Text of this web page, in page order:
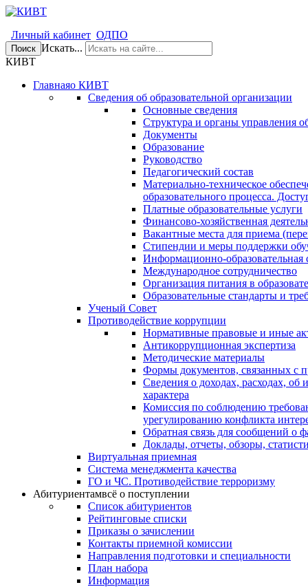
Личный кабинет ОДПО
Поиск Искать...
КИВТ
Главнаяо КИВТ
Сведения об образовательной организации
Основные сведения
Структура и органы управления
Документы
Образование
Руководство
Педагогический состав
Материально-техническое
образовательного процесса.
Платные образовательные услуги
Финансово-хозяйственная
Вакантные места для приема
Стипендии и меры поддержки
Информационно-образовательная
Международное сотрудничество
Организация питания в
Образовательные стандарты и
Ученый Совет
Противодействие коррупции
Нормативные правовые и иные
Антикоррупционная экспертиза
Методические материалы
Формы документов, связанных с
Сведения о доходах, расходах, об
характера
Комиссия по соблюдению
урегулированию конфликта
Обратная связь для сообщений о
Доклады, отчеты, обзоры,
Виртуальная приемная
Система менеджмента качества
ГО и ЧС. Противодействие терроризму
Абитуриентамвсё о поступлении
Список абитуриентов
Рейтинговые списки
Приказы о зачислении
Контакты приемной комиссии
Направления подготовки и специальности
План набора
Информация